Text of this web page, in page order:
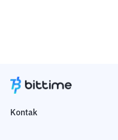
Kontak